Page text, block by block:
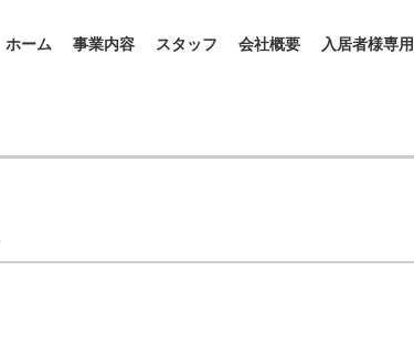
ホーム 事業内容 スタッフ 会社概要 入居者様専用